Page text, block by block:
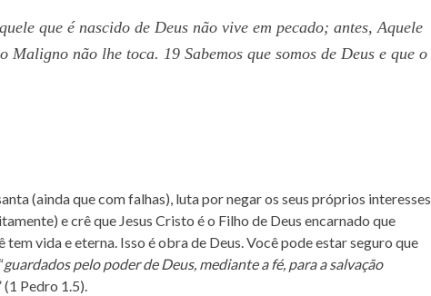
que é nascido de Deus não vive em pecado; antes, Aquele
Maligno não lhe toca. 19 Sabemos que somos de Deus e que o
(ainda que com falhas), luta por negar os seus próprios interesses
e crê que Jesus Cristo é o Filho de Deus encarnado que
vida e eterna. Isso é obra de Deus. Você pode estar seguro que
guardados pelo poder de Deus, mediante a fé, para a salvação
(1 Pedro 1.5).